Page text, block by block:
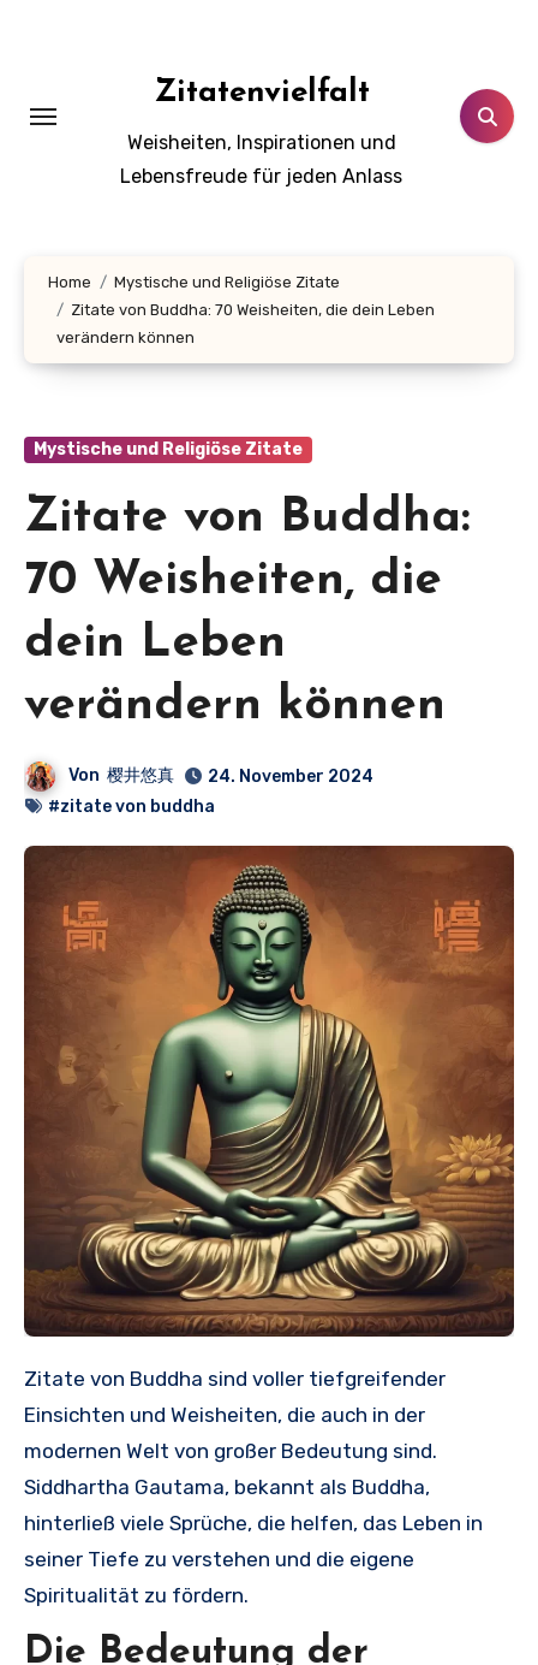
Zitatenvielfalt
Weisheiten, Inspirationen und
Lebensfreude für jeden Anlass
Home
Mystische und Religiöse Zitate
Zitate von Buddha: 70 Weisheiten, die dein Leben
verändern können
Mystische und Religiöse Zitate
Zitate von Buddha:
70 Weisheiten, die
dein Leben
verändern können
Von 樱井悠真
24. November 2024
#zitate von buddha
Zitate von Buddha sind voller tiefgreifender
Einsichten und Weisheiten, die auch in der
modernen Welt von großer Bedeutung sind.
Siddhartha Gautama, bekannt als Buddha,
hinterließ viele Sprüche, die helfen, das Leben in
seiner Tiefe zu verstehen und die eigene
Spiritualität zu fördern.
Die Bedeutung der